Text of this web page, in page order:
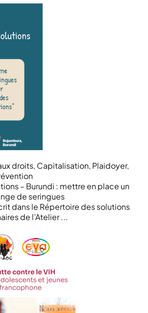
droits, Capitalisation, Plaidoyer,
– Burundi : mettre en place un
de seringues
dans le Répertoire des solutions
de l’Atelier ...